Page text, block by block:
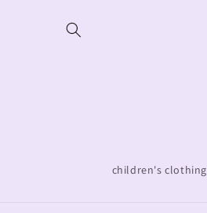
children's clothing